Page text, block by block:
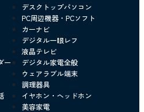
デスクトップパソコン
PC周辺機器・PCソフト
カーナビ
デジタル一眼レフ
液晶テレビ
ー
デジタル家電全般
ウェアラブル端末
調理器具
イヤホン・ヘッドホン
美容家電